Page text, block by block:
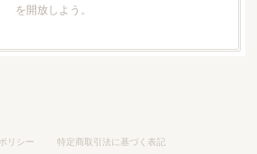
を開放しよう。
リシー 特定商取引法に基づく表記